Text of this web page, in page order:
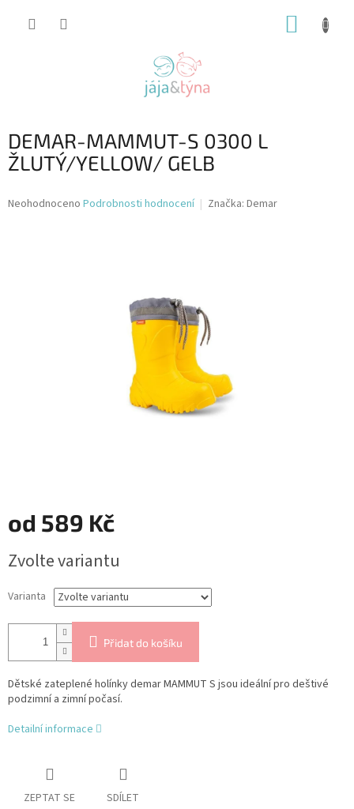
DEMAR-MAMMUT-S 0300 L
ŽLUTÝ/YELLOW/ GELB
Průměrné
Neohodnoceno Podrobnosti hodnocení Značka: Demar
od 589 Kč
cena:
Zvolte variantu
Varianta
Přidat do košíku
Dětské zateplené holínky demar MAMMUT S jsou ideální pro deštivé
podzimní a zimní počasí.
Detailní informace
ZEPTAT SE SDÍLET